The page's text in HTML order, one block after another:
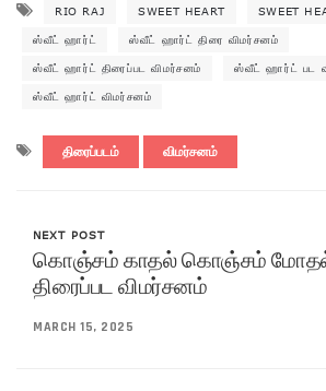
RIO RAJ SWEET HEART SWEET
ஸ்வீட் ஹார்ட் ஸ்வீட் ஹார்ட் திரை விமர்சனம்
ஸ்வீட் ஹார்ட் திரைப்பட விமர்சனம் ஸ்வீட் ஹார்ட் பட
ஸ்வீட் ஹார்ட் விமர்சனம்
திரைப்படம் விமர்சனம்
NEXT POST
கொஞ்சம் காதல் கொஞ்சம்
திரைப்பட விமர்சனம்
MARCH 15, 2025